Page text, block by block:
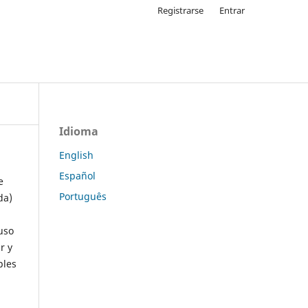
Registrarse Entrar
y
Idioma
English
Español
Português